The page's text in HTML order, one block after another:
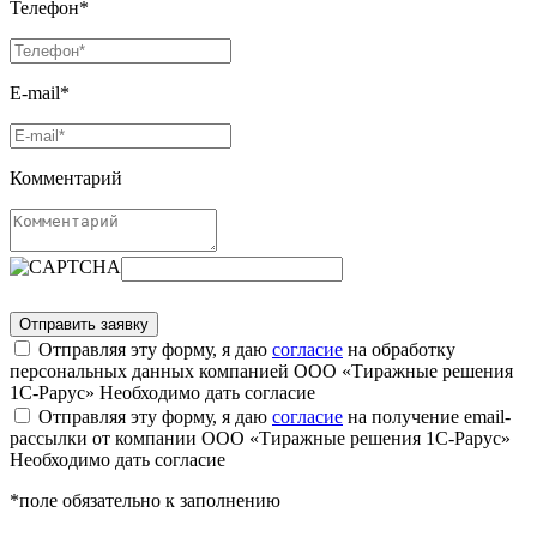
Телефон*
E-mail*
Комментарий
Отправляя эту форму, я даю согласие на обработку
персональных данных компанией ООО «Тиражные решения
1С-Рарус» Необходимо дать согласие
Отправляя эту форму, я даю согласие на получение email-
рассылки от компании ООО «Тиражные решения 1С-Рарус»
Необходимо дать согласие
*поле обязательно к заполнению